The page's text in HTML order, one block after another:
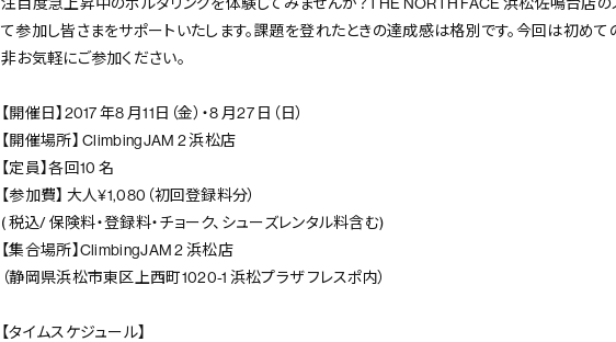
て参加し皆さまをサポートいたします。課題を登れたときの達成感は格別です。今回は初め
非お気軽にご参加ください。
【開催日】2017 年8 月11日（金）・8 月27 日（日）
【開催場所】 ClimbingJAM 2 浜松店
【定員】各回10 名
【参加費】 大人¥1,080（初回登録料分）
( 税込/ 保険料・登録料・チョーク、シューズレンタル料含む)
【集合場所】ClimbingJAM 2 浜松店
（静岡県浜松市東区上西町1020-1 浜松プラザ フレスポ内）
【タイムスケジュール】